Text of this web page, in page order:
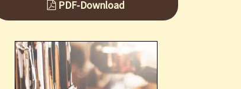
PDF-Download